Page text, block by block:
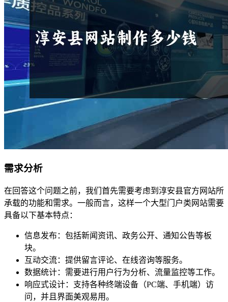
需求分析
在回答这个问题之前，我们首先需要考虑到淳安县官方网站所
承载的功能和需求。一般而言，这样一个大型门户类网站需要
具备以下基本特点：
信息发布：包括新闻资讯、政务公开、通知公告等板
块。
互动交流：提供留言评论、在线咨询等服务。
数据统计：需要进行用户行为分析、流量监控等工作。
响应式设计：支持各种终端设备（PC端、手机端）访
问，并且界面美观易用。